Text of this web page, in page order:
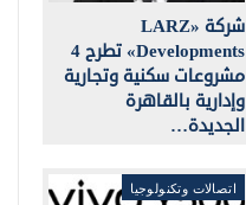
شركة «LARZ
Developments» تطرح 4
مشروعات سكنية وتجارية
وإدارية بالقاهرة
الجديدة…
اتصالات وتكنولوجيا